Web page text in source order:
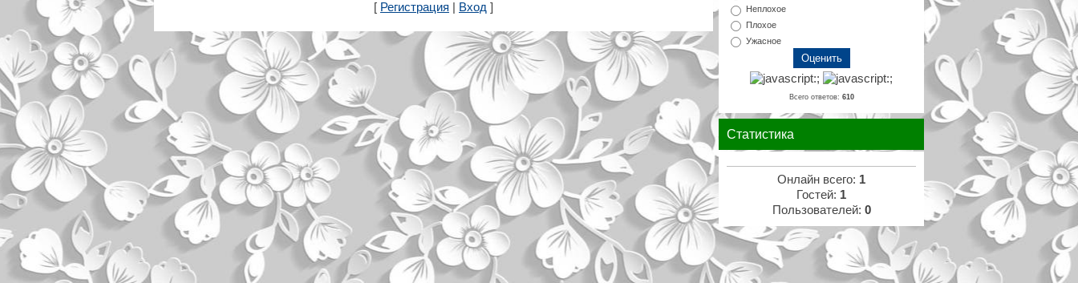
[ Регистрация Вход ]
Неплохое
Плохое
Ужасное
Всего ответов: 610
Статистика
Онлайн всего: 1
Гостей: 1
Пользователей: 0